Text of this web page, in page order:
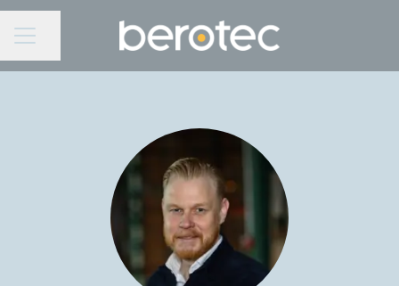
KARRIÄRMENY
Dela sidan